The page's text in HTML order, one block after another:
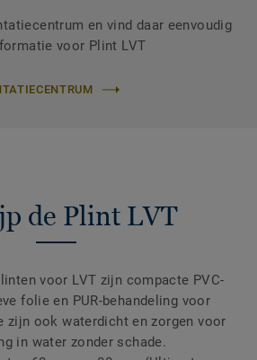
en vind daar eenvoudig
voor Plint LVT
de Plint LVT
voor LVT zijn compacte PVC-
folie en PUR-behandeling voor
zijn ook waterdicht en zorgen voor
in water zonder schade.